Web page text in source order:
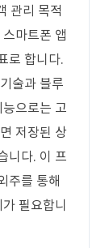
관리 목적
마트폰 앱
로 합니다.
술과 블루
으로는 고
저장된 상
니다. 이 프
주를 통해
필요합니